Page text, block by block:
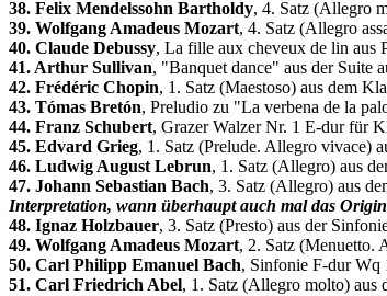
38. Felix Mendelssohn Bartholdy, 4. Satz (Allegro
39. Wolfgang Amadeus Mozart, 4. Satz (Allegro
40. Claude Debussy, La fille aux cheveux de lin aus
41. Arthur Sullivan, "Banquet dance" aus der Suite
42. Frédéric Chopin, 1. Satz (Maestoso) aus dem
43. Tómas Bretón, Preludio zu "La verbena de la
44. Franz Schubert, Grazer Walzer Nr. 1 E-dur für
45. Edvard Grieg, 1. Satz (Prelude. Allegro vivace)
46. Ludwig August Lebrun, 1. Satz (Allegro) aus
47. Johann Sebastian Bach, 3. Satz (Allegro) aus
Interpretation, wann überhaupt auch mal das
48. Ignaz Holzbauer, 3. Satz (Presto) aus der
49. Wolfgang Amadeus Mozart, 2. Satz (Menuetto.
50. Carl Philipp Emanuel Bach, Sinfonie F-dur Wq
51. Carl Friedrich Abel, 1. Satz (Allegro molto) aus